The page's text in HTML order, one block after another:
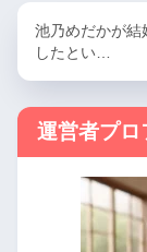
池乃めだかが結
したとい…
運営者プロ